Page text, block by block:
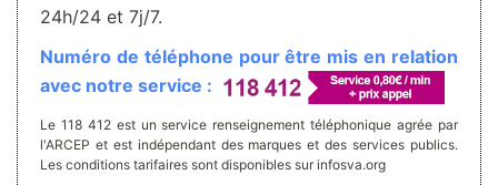
24h/24 et 7j/7.
Numéro de téléphone pour être mis en relation
avec notre service :
Le 118 412 est un service renseignement téléphonique agrée par
l'ARCEP et est indépendant des marques et des services publics.
Les conditions tarifaires sont disponibles sur infosva.org